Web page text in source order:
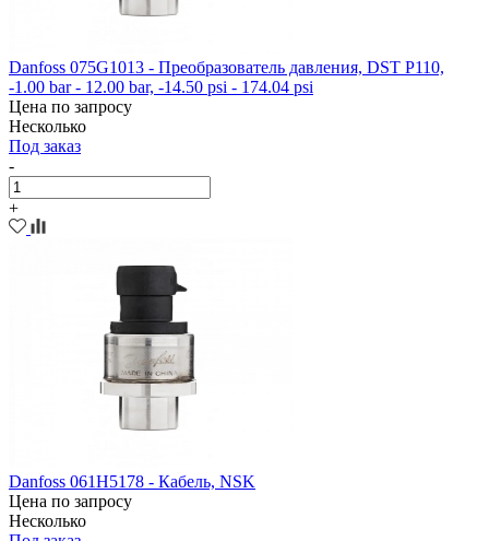
Danfoss 075G1013 - Преобразователь давления, DST P110,
-1.00 bar - 12.00 bar, -14.50 psi - 174.04 psi
Цена по запросу
Несколько
Под заказ
-
+
Danfoss 061H5178 - Кабель, NSK
Цена по запросу
Несколько